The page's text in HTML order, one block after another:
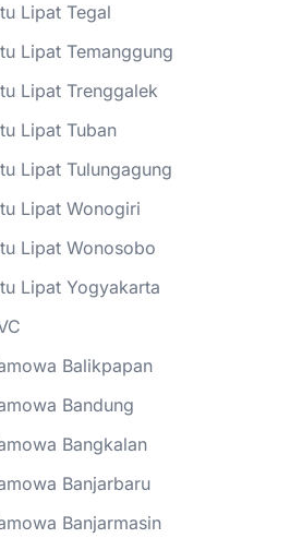
Lipat Tegal
Lipat Temanggung
Lipat Trenggalek
Lipat Tuban
Lipat Tulungagung
Lipat Wonogiri
Lipat Wonosobo
Lipat Yogyakarta
Balikpapan
Bandung
Bangkalan
Banjarbaru
Banjarmasin